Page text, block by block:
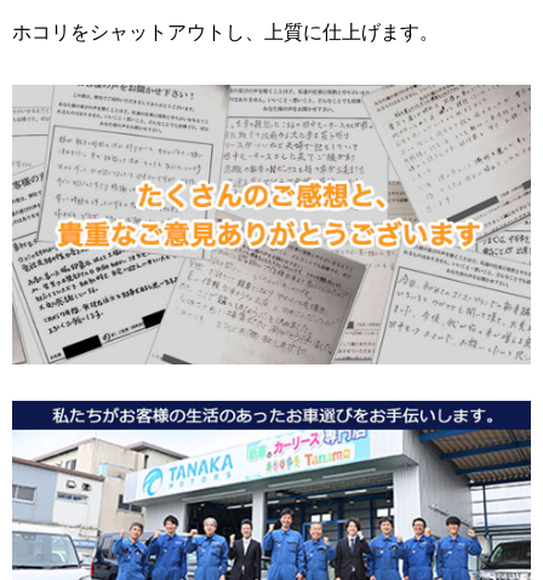
ホコリをシャットアウトし、上質に仕上げます。